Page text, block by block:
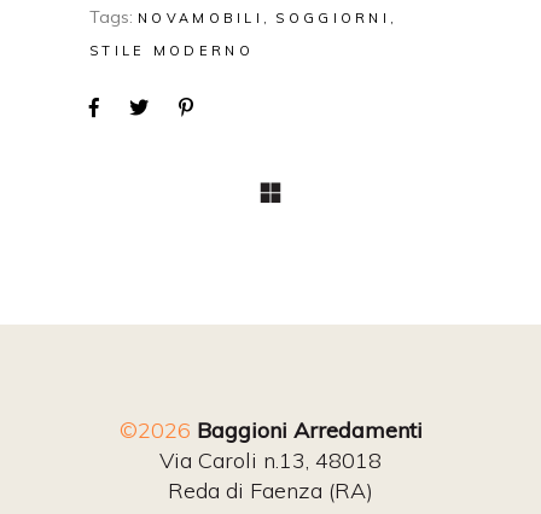
Tags: NOVAMOBILI
SOGGIORNI
STILE MODERNO
©2026 Baggioni Arredamenti
Via Caroli n.13, 48018
Reda di Faenza (RA)